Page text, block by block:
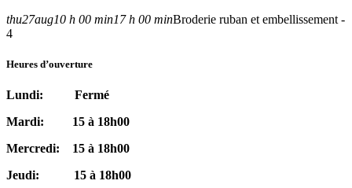
thu27aug10 h 00 min17 h 00 minBroderie ruban et embellissement -
4
Heures d’ouverture
Lundi: Fermé
Mardi: 15 à 18h00
Mercredi: 15 à 18h00
Jeudi: 15 à 18h00